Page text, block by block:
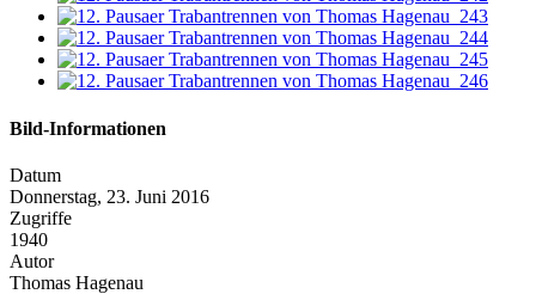
Bild-Informationen
Datum
Donnerstag, 23. Juni 2016
Zugriffe
1940
Autor
Thomas Hagenau